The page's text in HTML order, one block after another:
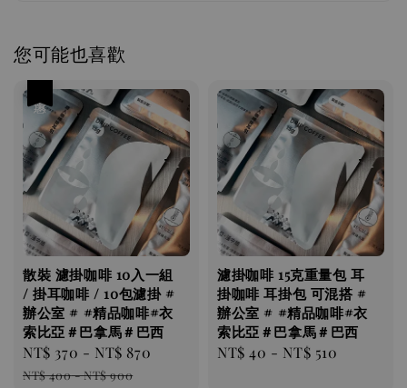
您可能也喜歡
散裝 濾掛咖啡 10入一組
/ 掛耳咖啡 / 10包濾掛 #
辦公室 # #精品咖啡#衣
索比亞＃巴拿馬＃巴西
Sale
price
NT$ 370 - NT$ 870
NT$ 400-NT$ 900
濾掛咖啡 ​​​​15克重量包 耳
掛咖啡 耳掛包 可混搭 #
辦公室 # #精品咖啡#衣
索比亞＃巴拿馬＃巴西
Regular
NT$ 40 - NT$ 510